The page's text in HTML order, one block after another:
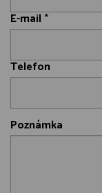
E-mail *
Telefon
Poznámka